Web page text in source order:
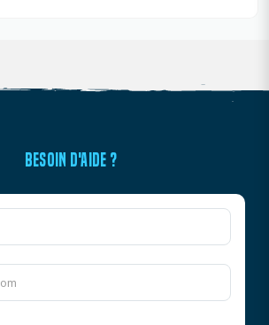
BESOIN D'AIDE ?